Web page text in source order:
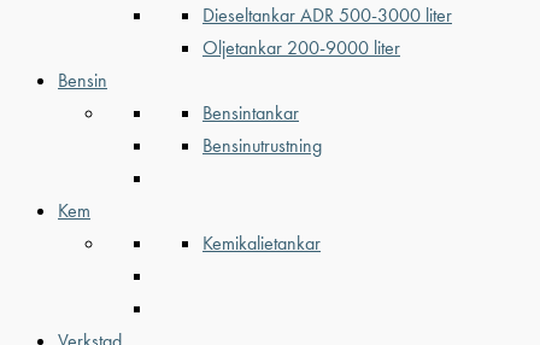
Dieseltankar ADR 500-3000 liter
Oljetankar 200-9000 liter
Bensin
Bensintankar
Bensinutrustning
Kem
Kemikalietankar